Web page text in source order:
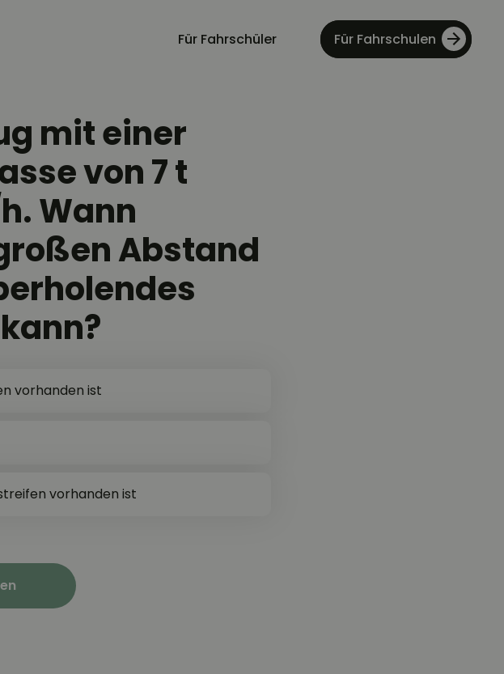
Für Fahrschüler Für Fahrschulen
mit einer
von 7 t
Wann
Abstand
vorhanden ist
vorhanden ist